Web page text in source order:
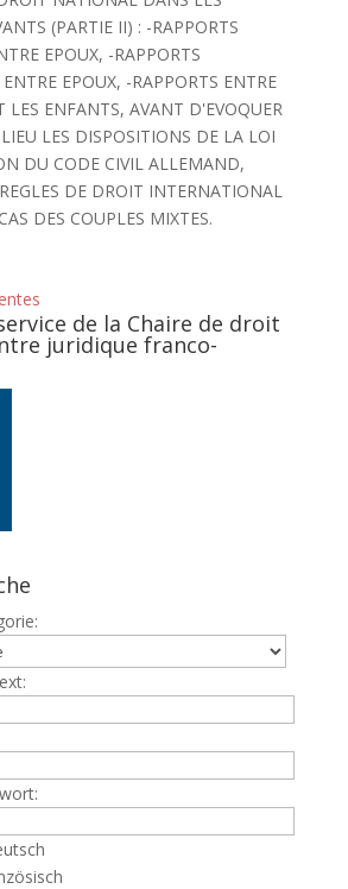
(PARTIE II) : -RAPPORTS
EPOUX, -RAPPORTS
EPOUX, -RAPPORTS ENTRE
LES ENFANTS, AVANT D'EVOQUER
LES DISPOSITIONS DE LA LOI
DU CODE CIVIL ALLEMAND,
DE DROIT INTERNATIONAL
DES COUPLES MIXTES.
de la Chaire de droit
juridique franco-